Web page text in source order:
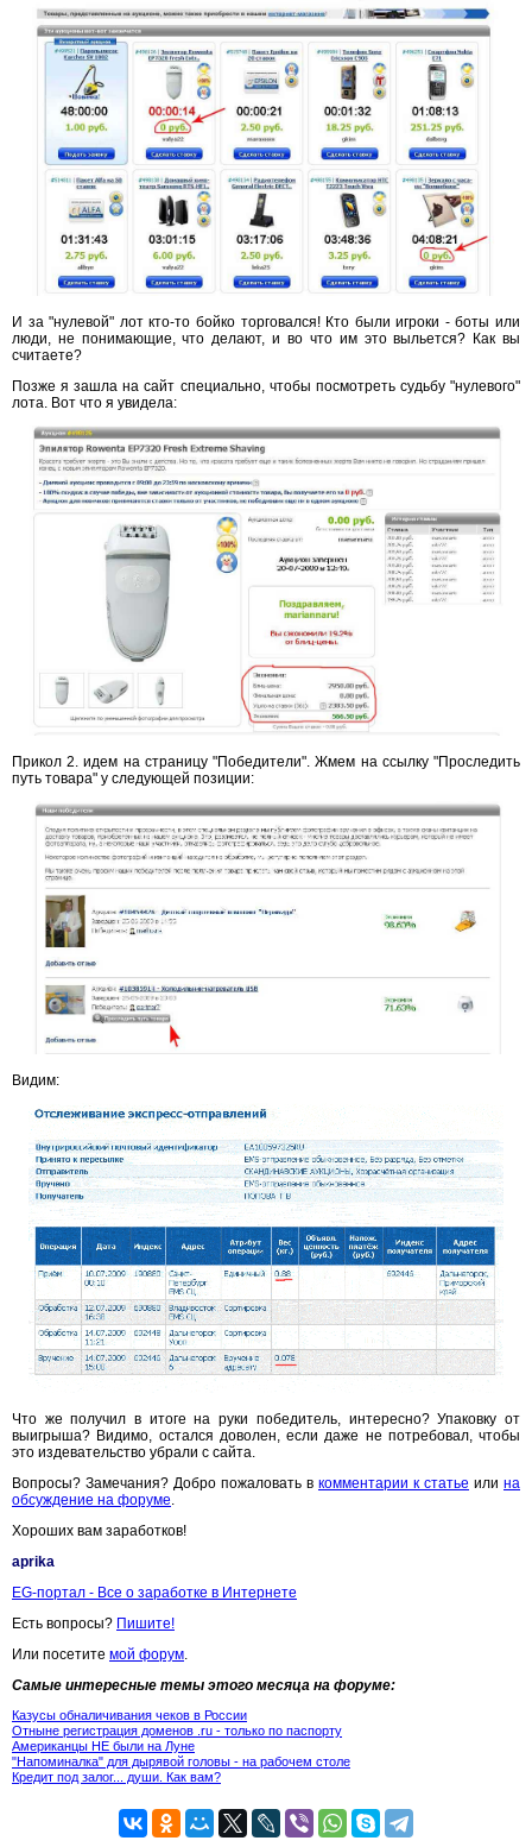
И за "нулевой" лот кто-то бойко торговался! Кто были игроки - боты или
люди, не понимающие, что делают, и во что им это выльется? Как вы
считаете?
Позже я зашла на сайт специально, чтобы посмотреть судьбу "нулевого"
лота. Вот что я увидела:
Прикол 2. идем на страницу "Победители". Жмем на ссылку "Проследить
путь товара" у следующей позиции:
Видим:
Что же получил в итоге на руки победитель, интересно? Упаковку от
выигрыша? Видимо, остался доволен, если даже не потребовал, чтобы
это издевательство убрали с сайта.
Вопросы? Замечания? Добро пожаловать в комментарии к статье или на
обсуждение на форуме
Хороших вам заработков!
aprika
EG-портал - Все о заработке в Интернете
Есть вопросы? Пишите!
Или посетите мой форум
Самые интересные темы этого месяца на форуме:
Казусы обналичивания чеков в России
Отныне регистрация доменов .ru - только по паспорту
Американцы НЕ были на Луне
"Напоминалка" для дырявой головы - на рабочем столе
Кредит под залог... души. Как вам?